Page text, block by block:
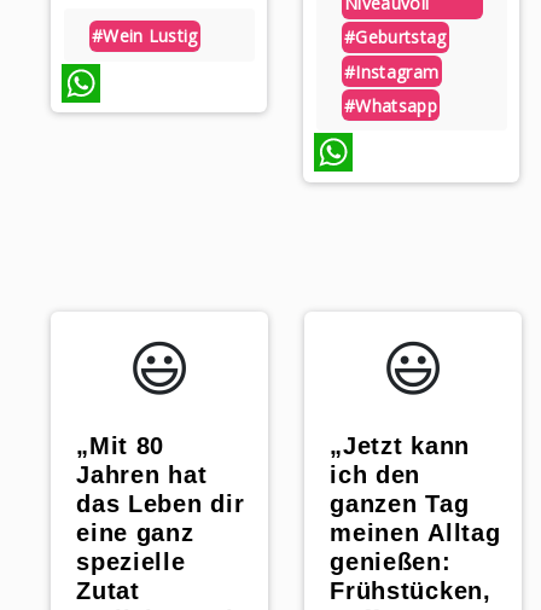
#wein Lustig
#geburtstag
#instagram
#whatsapp
😃️
„Mit 80
Jahren hat
das Leben dir
eine ganz
spezielle
Zutat
😃️
„Jetzt kann
ich den
ganzen Tag
meinen Alltag
genießen:
Frühstücken,